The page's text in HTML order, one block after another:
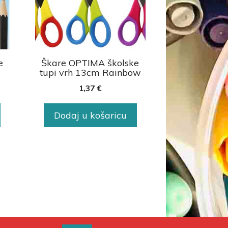
Škare OPTIMA školske
tupi vrh 13cm Rainbow
1,37 €
Dodaj u košaricu